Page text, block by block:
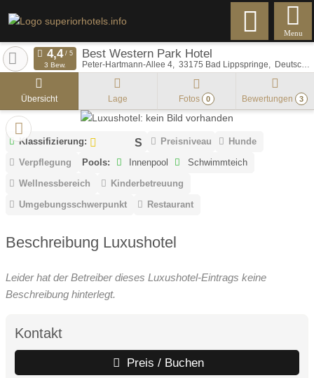
Menu
Best Western Park Hotel
Peter-Hartmann-Allee 4 33175 Bad Lippspringe Deutschland
3 Bew.
Übersicht Lage Fotos 0 Bewertungen 3
Klassifizierung: Preisniveau
Hunde
Verpflegung
Pools: Innenpool
Schwimmteich
Wellnessbereich
Kinderbetreuung
Umgebungsschwerpunkt
Restaurant
Beschreibung Luxushotel
Leider hat der Betreiber dieses Luxushotel-Eintrags keine
Beschreibung hinterlegt.
Kontakt
Preis / Buchen